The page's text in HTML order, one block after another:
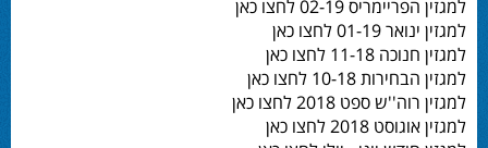
למגזין הפריימריס 02-19 לחצו כאן
למגזין ינואר 01-19 לחצו כאן
למגזין חנוכה 11-18 לחצו כאן
למגזין הבחירות 10-18 לחצו כאן
למגזין רוה''ש ספט 2018 לחצו כאן
למגזין אוגוסט 2018 לחצו כאן